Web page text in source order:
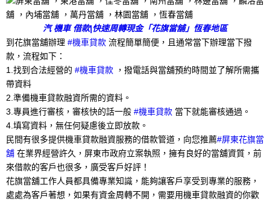
汽 機車 借款|快速周轉現金「花旗當舖」恆春地區
到花旗當舖辦理 #機車貸款 流程簡單簡便，且通常當下辦理當下撥
款，流程如下：
1.找到合法經營的 #機車貸款 ，撥電話與當舖預約時間並了解所需攜
帶資料
2.準備機車貸款融資所需的資料。
3.專員進行審核，審核快的話一般 #機車貸款 當下就能審核通過。
4.填寫資料，無任何疑慮後立即放款。
民間有很多提供機車貸款融資服務的借款管道，向您推薦#屏東花旗當
舖 在業界經營許久，屏東市政府立案執照，擁有良好的當舖資質，前
來借款的客戶也很多，廣受客戶好評！
花旗當舖工作人員都具備專業知識，能夠讓客戶享受到專業的服務，
處處為客戶著想，如果有資金周轉不開，需要用機車貸款融資的你歡